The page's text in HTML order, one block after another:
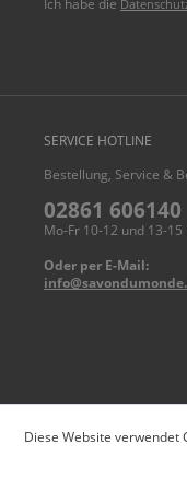
Ich habe die
SERVICE HOTLINE
Bestellung, Service &
02861 606140
Mo-Fr 10-12 und 13-15
Oder per E-Mail:
Diese Website verwendet